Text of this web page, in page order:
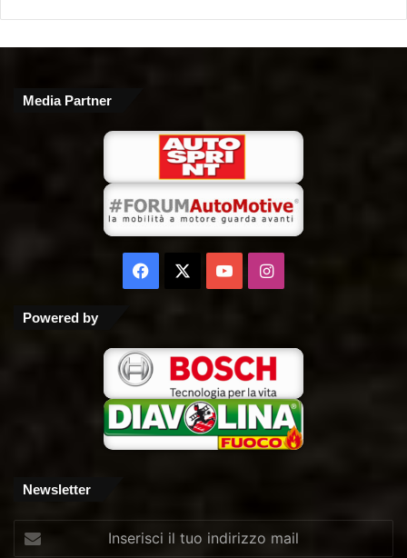
Media Partner
Facebook
You Instagram
Powered by
Newsletter